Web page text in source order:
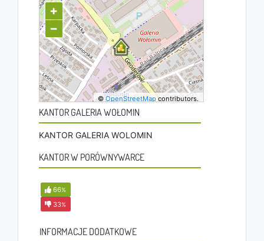
+
−
©OpenStreetMapcontributors.
KANTOR GALERIA WOŁOMIN
KANTOR GALERIA WOLOMIN
KANTOR W PORÓWNYWARCE
66%
33%
INFORMACJE DODATKOWE